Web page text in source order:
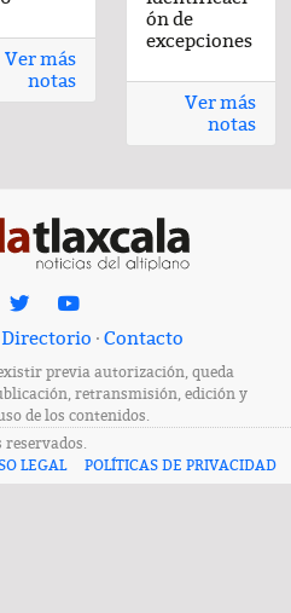
Ver más
notas
ón de
excepciones
Ver más
notas
Directorio · Contacto
previa autorización, queda
retransmisión, edición y
de los contenidos.
reservados.
LEGAL
POLÍTICAS DE PRIVACIDAD